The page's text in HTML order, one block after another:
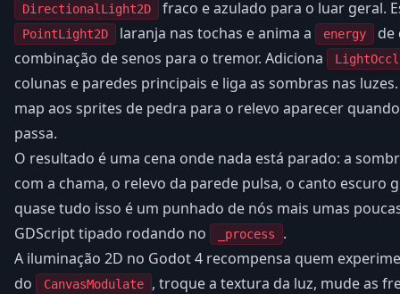
DirectionalLight2D fraco e azulado para o luar geral.
PointLight2D laranja nas tochas e anima a energy
de
combinação de senos para o tremor. Adiciona
colunas e paredes principais e liga as sombras nas
map aos sprites de pedra para o relevo aparecer
passa.
O resultado é uma cena onde nada está parado: a
com a chama, o relevo da parede pulsa, o canto escuro
quase tudo isso é um punhado de nós mais umas
GDScript tipado rodando no
_process
.
A iluminação 2D no Godot 4 recompensa quem
do
CanvasModulate
, troque a textura da luz, mude as